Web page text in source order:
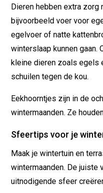
Dieren hebben extra zorg
bijvoorbeeld voer voor
egelvoer of natte
winterslaap kunnen gaan.
kleine dieren zoals egels
schuilen tegen de kou.
Eekhoorntjes zijn in de
wintermaanden. Ze
Sfeertips voor je
Maak je wintertuin en
wintermaanden. De juiste
uitnodigende sfeer